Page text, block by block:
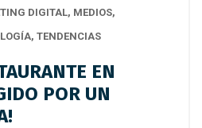
DIGITAL, MEDIOS,
, TENDENCIAS
EN
POR UN